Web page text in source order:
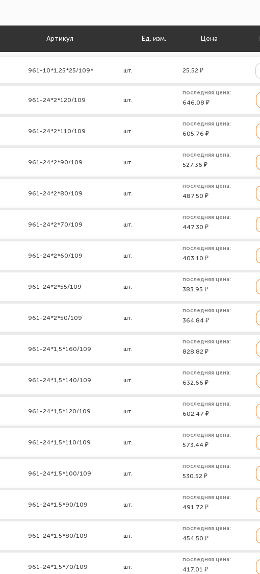
Артикул Ед. изм. Цена
961-10*1,25*25/109* шт. 25.52 ₽
961-24*2*120/109 шт.
последняя цена:
646.08 ₽
961-24*2*110/109 шт.
последняя цена:
605.76 ₽
961-24*2*90/109 шт.
последняя цена:
527.36 ₽
961-24*2*80/109 шт.
последняя цена:
487.50 ₽
961-24*2*70/109 шт.
последняя цена:
447.30 ₽
961-24*2*60/109 шт.
последняя цена:
403.10 ₽
961-24*2*55/109 шт.
последняя цена:
383.95 ₽
961-24*2*50/109 шт.
последняя цена:
364.84 ₽
961-24*1,5*160/109 шт.
последняя цена:
828.82 ₽
961-24*1,5*140/109 шт.
последняя цена:
632.66 ₽
961-24*1,5*120/109 шт.
последняя цена:
602.47 ₽
961-24*1,5*110/109 шт.
последняя цена:
573.44 ₽
961-24*1,5*100/109 шт.
последняя цена:
530.52 ₽
961-24*1,5*90/109 шт.
последняя цена:
491.72 ₽
961-24*1,5*80/109 шт.
последняя цена:
454.50 ₽
961-24*1,5*70/109 шт.
последняя цена:
417.01 ₽